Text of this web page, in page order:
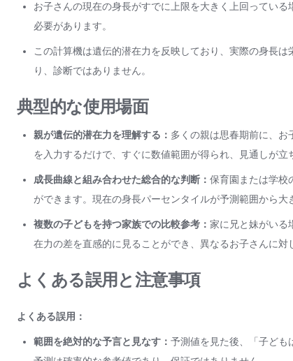
お子さんの現在の身長がすでに上限を大きく上回ってい
必要があります。
この計算機は遺伝的潜在力を反映しており、実際の身長
り、診断ではありません。
典型的な使用場面
親が遺伝的潜在力を理解する： 多くの親は思春期前に、
を入力するだけで、すぐに数値範囲が得られ、見通しが立
成長曲線と組み合わせた総合的な判断： 保育園または学校
ができます。現在の身長パーセンタイルが予測範囲から
複数の子どもを持つ家族での比較参考： 家に兄と妹がいる
在力の差を直感的に見ることができ、異なるお子さんに対
よくある誤用と注意事項
よくある誤用：
範囲を絶対的な予言と見なす： 予測値を見た後、「子ども